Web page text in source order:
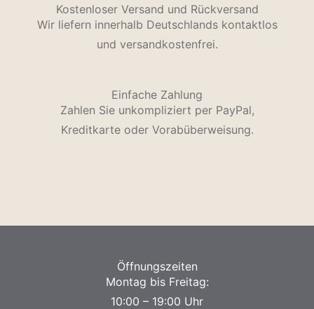
Kostenloser Versand und Rückversand
Wir liefern innerhalb Deutschlands kontaktlos
und versandkostenfrei.
Einfache Zahlung
Zahlen Sie unkompliziert per PayPal,
Kreditkarte oder Vorabüberweisung.
Öffnungszeiten
Montag bis Freitag:
10:00 – 19:00 Uhr